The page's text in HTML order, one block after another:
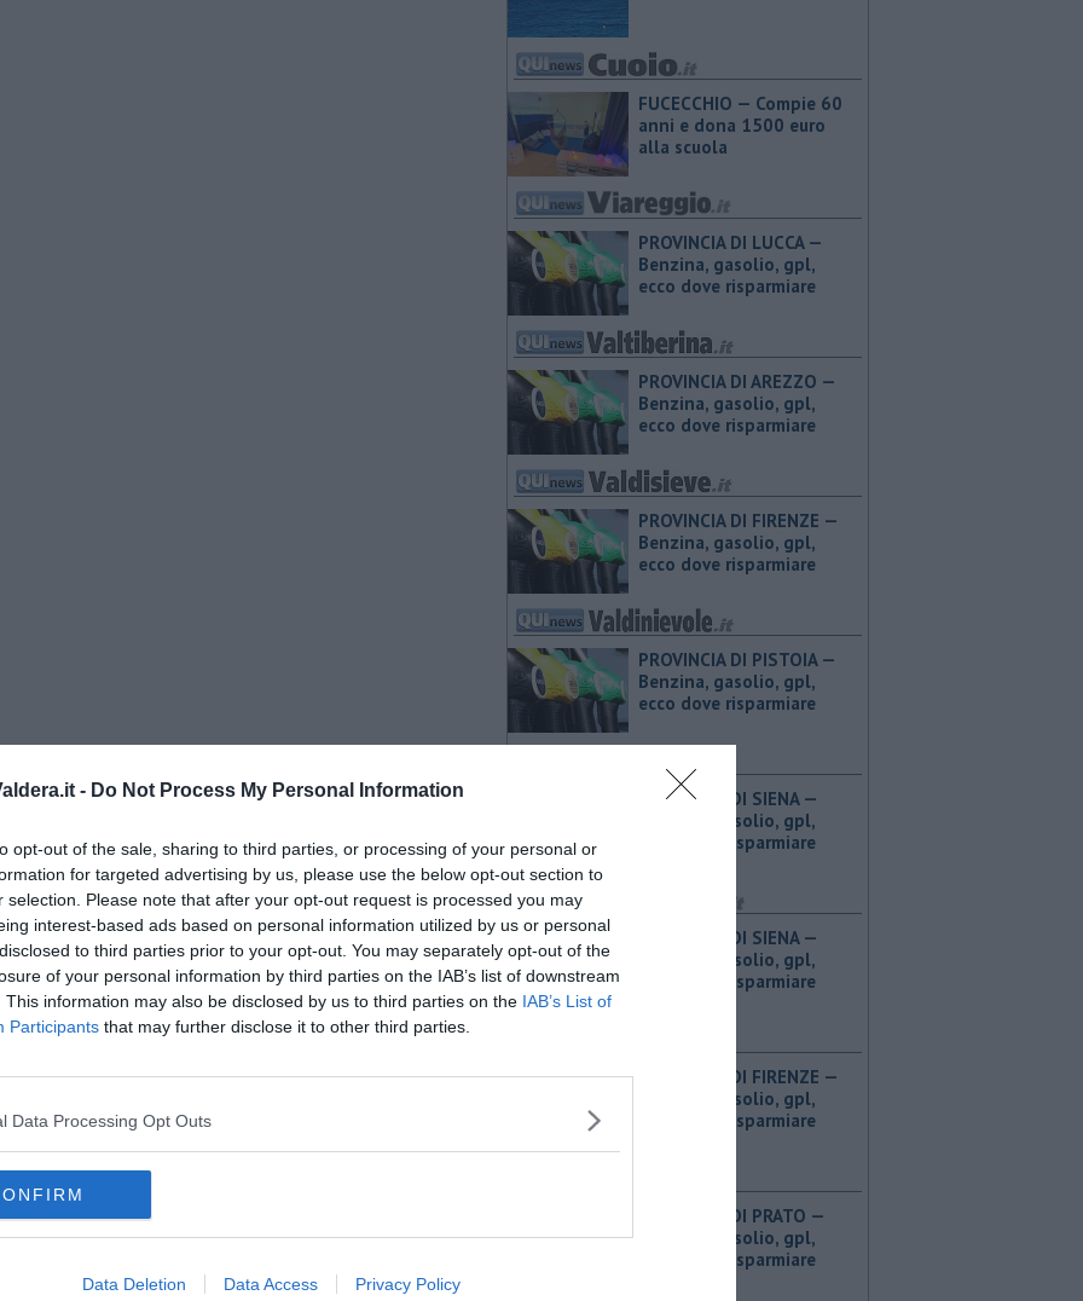
- Do Not Process My Personal Information
opt-out of the sale, sharing to third parties, or processing of your personal or
for targeted advertising by us, please use the below opt-out section to
selection. Please note that after your opt-out request is processed you may
interest-based ads based on personal information utilized by us or personal
to third parties prior to your opt-out. You may separately opt-out of the
of your personal information by third parties on the IAB’s list of downstream
This information may also be disclosed by us to third parties on the IAB’s List of
Participants that may further disclose it to other third parties.
Data Processing Opt Outs
Data Deletion Data Access Privacy Policy
FUCECCHIO — Compie 60
anni e dona 1500 euro
alla scuola
PROVINCIA DI LUCCA — ​
Benzina, gasolio, gpl,
ecco dove risparmiare
PROVINCIA DI AREZZO — ​
Benzina, gasolio, gpl,
ecco dove risparmiare
PROVINCIA DI FIRENZE — ​
Benzina, gasolio, gpl,
ecco dove risparmiare
PROVINCIA DI PISTOIA — ​
Benzina, gasolio, gpl,
ecco dove risparmiare
PROVINCIA DI SIENA — ​
Benzina, gasolio, gpl,
ecco dove risparmiare
PROVINCIA DI SIENA — ​
Benzina, gasolio, gpl,
ecco dove risparmiare
PROVINCIA DI FIRENZE — ​
Benzina, gasolio, gpl,
ecco dove risparmiare
PROVINCIA DI PRATO — ​
Benzina, gasolio, gpl,
ecco dove risparmiare